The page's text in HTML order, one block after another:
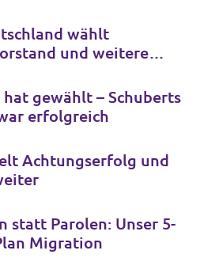
ein
wählt
und weitere
Jahre
hat gewählt – Schuberts
erfolgreich
Achtungserfolg und
statt Parolen: Unser 5-
Migration